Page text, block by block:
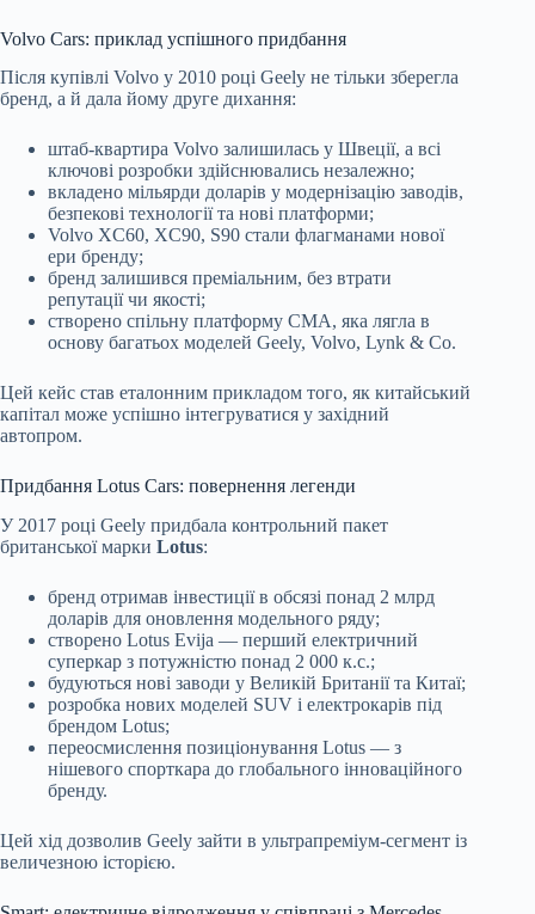
Volvo Cars: приклад успішного придбання
Після купівлі Volvo у 2010 році Geely не тільки зберегла
бренд, а й дала йому друге дихання:
штаб-квартира Volvo залишилась у Швеції, а всі
ключові розробки здійснювались незалежно;
вкладено мільярди доларів у модернізацію заводів,
безпекові технології та нові платформи;
Volvo XC60, XC90, S90 стали флагманами нової
ери бренду;
бренд залишився преміальним, без втрати
репутації чи якості;
створено спільну платформу CMA, яка лягла в
основу багатьох моделей Geely, Volvo, Lynk & Co.
Цей кейс став еталонним прикладом того, як китайський
капітал може успішно інтегруватися у західний
автопром.
Придбання Lotus Cars: повернення легенди
У 2017 році Geely придбала контрольний пакет
британської марки Lotus:
бренд отримав інвестиції в обсязі понад 2 млрд
доларів для оновлення модельного ряду;
створено Lotus Evija — перший електричний
суперкар з потужністю понад 2 000 к.с.;
будуються нові заводи у Великій Британії та Китаї;
розробка нових моделей SUV і електрокарів під
брендом Lotus;
переосмислення позиціонування Lotus — з
нішевого спорткара до глобального інноваційного
бренду.
Цей хід дозволив Geely зайти в ультрапреміум-сегмент із
величезною історією.